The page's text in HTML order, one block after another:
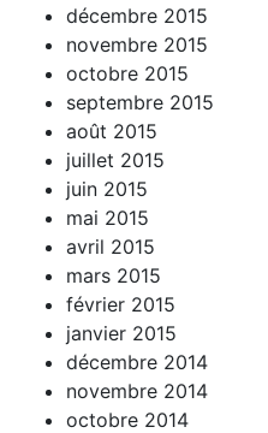
décembre 2015
novembre 2015
octobre 2015
septembre 2015
août 2015
juillet 2015
juin 2015
mai 2015
avril 2015
mars 2015
février 2015
janvier 2015
décembre 2014
novembre 2014
octobre 2014